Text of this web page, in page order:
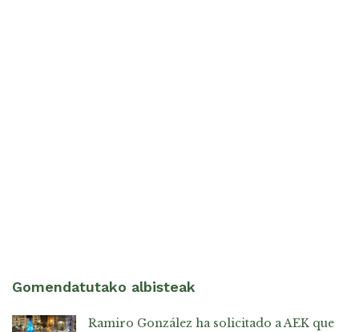
Gomendatutako albisteak
Ramiro González ha solicitado a AEK que